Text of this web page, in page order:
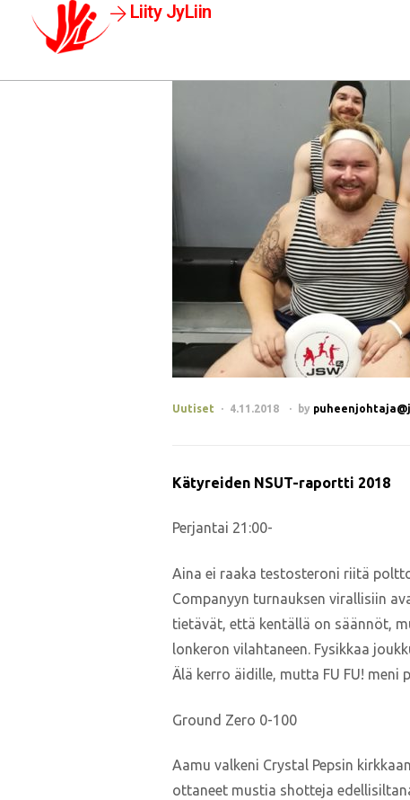
Liity JyLiin
Uutiset 4.11.2018 by
Kätyreiden NSUT-raportti 2018
Perjantai 21:00-
Aina ei raaka testosteroni riitä
Companyyn turnauksen virallisiin
tietävät, että kentällä on säännöt,
lonkeron vilahtaneen. Fysikkaa
Älä kerro äidille, mutta FU FU! meni
Ground Zero 0-100
Aamu valkeni Crystal Pepsin
ottaneet mustia shotteja